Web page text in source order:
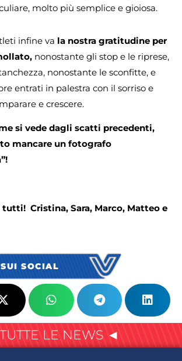
molto più semplice e gioiosa.
infine va la nostra gratitudine per
nonostante gli stop e le riprese,
nonostante le sconfitte, e
entrati in palestra con il sorriso e
e crescere.
si vede dagli scatti precedenti,
mancare un fotografo
tutti! Cristina, Sara, Marco, Matteo e
SOCIAL
LE NEWS ◄